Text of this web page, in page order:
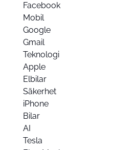
Facebook
Mobil
Google
Gmail
Teknologi
Apple
Elbilar
Säkerhet
iPhone
Bilar
AI
Tesla